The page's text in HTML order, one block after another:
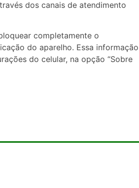
dos canais de atendimento
completamente o
do aparelho. Essa informação
do celular, na opção “Sobre